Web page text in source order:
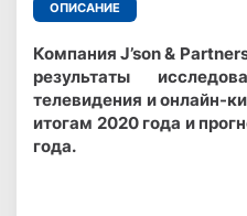
ОПИСАНИЕ
Компания J’son &
результаты
телевидения и онлайн-
итогам 2020 года и
года.